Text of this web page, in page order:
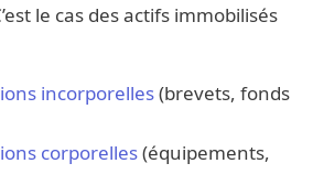
le cas des actifs immobilisés
incorporelles(brevets, fonds
corporelles(équipements,